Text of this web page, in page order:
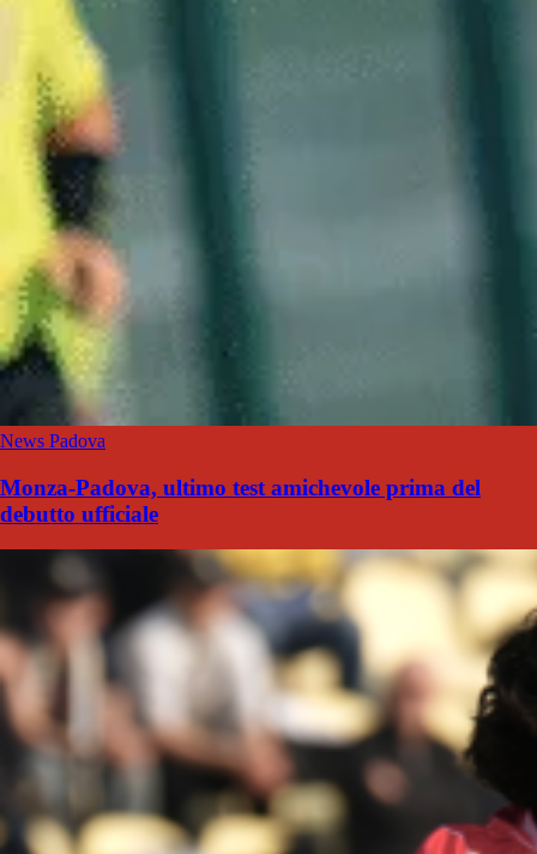
News Padova
Monza-Padova, ultimo test amichevole prima del
debutto ufficiale